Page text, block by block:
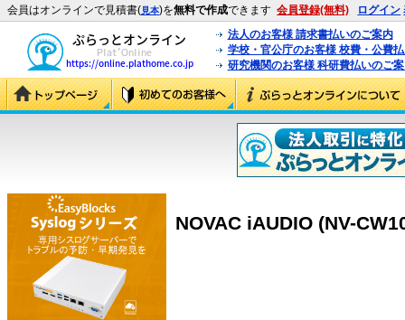
会員はオンラインで見積書(見本)を無料で作成できます 会員登録(無料) ログイン
法人のお客様 請求書払いのご案内
学校・官公庁のお客様 校費・公費
研究機関のお客様 科研費払いのご
NOVAC iAUDIO (NV-